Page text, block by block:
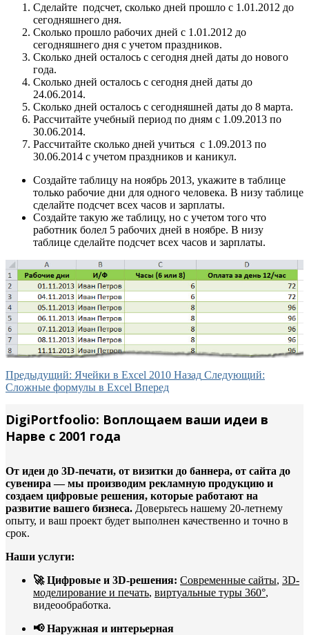
Сделайте подсчет, сколько дней прошло с 1.01.2012 до
сегодняшнего дня.
Сколько прошло рабочих дней с 1.01.2012 до
сегодняшнего дня с учетом праздников.
Сколько дней осталось с сегодня дней даты до нового
года.
Сколько дней осталось с сегодня дней даты до
24.06.2014.
Сколько дней осталось с сегодняшней даты до 8 марта.
Рассчитайте учебный период по дням с 1.09.2013 по
30.06.2014.
Рассчитайте сколько дней учиться с 1.09.2013 по
30.06.2014 с учетом праздников и каникул.
Создайте таблицу на ноябрь 2013, укажите в таблице
только рабочие дни для одного человека. В низу таблице
сделайте подсчет всех часов и зарплаты.
Создайте такую же таблицу, но с учетом того что
работник болел 5 рабочих дней в ноябре. В низу
таблице сделайте подсчет всех часов и зарплаты.
Предыдущий: Ячейки в Excel 2010 Назад Следующий:
Сложные формулы в Excel Вперед
DigiPortfoolio: Воплощаем ваши идеи в
Нарве с 2001 года
От идеи до 3D-печати, от визитки до баннера, от сайта до
сувенира — мы производим рекламную продукцию и
создаем цифровые решения, которые работают на
развитие вашего бизнеса. Доверьтесь нашему 20-летнему
опыту, и ваш проект будет выполнен качественно и точно в
срок.
Наши услуги:
🚀 Цифровые и 3D-решения: Современные сайты, 3D-
моделирование и печать, виртуальные туры 360°,
видеообработка.
📢 Наружная и интерьерная